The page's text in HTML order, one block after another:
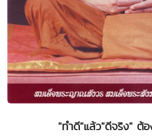
"ทำดี"แล้ว"ดีจริง" ต้อ